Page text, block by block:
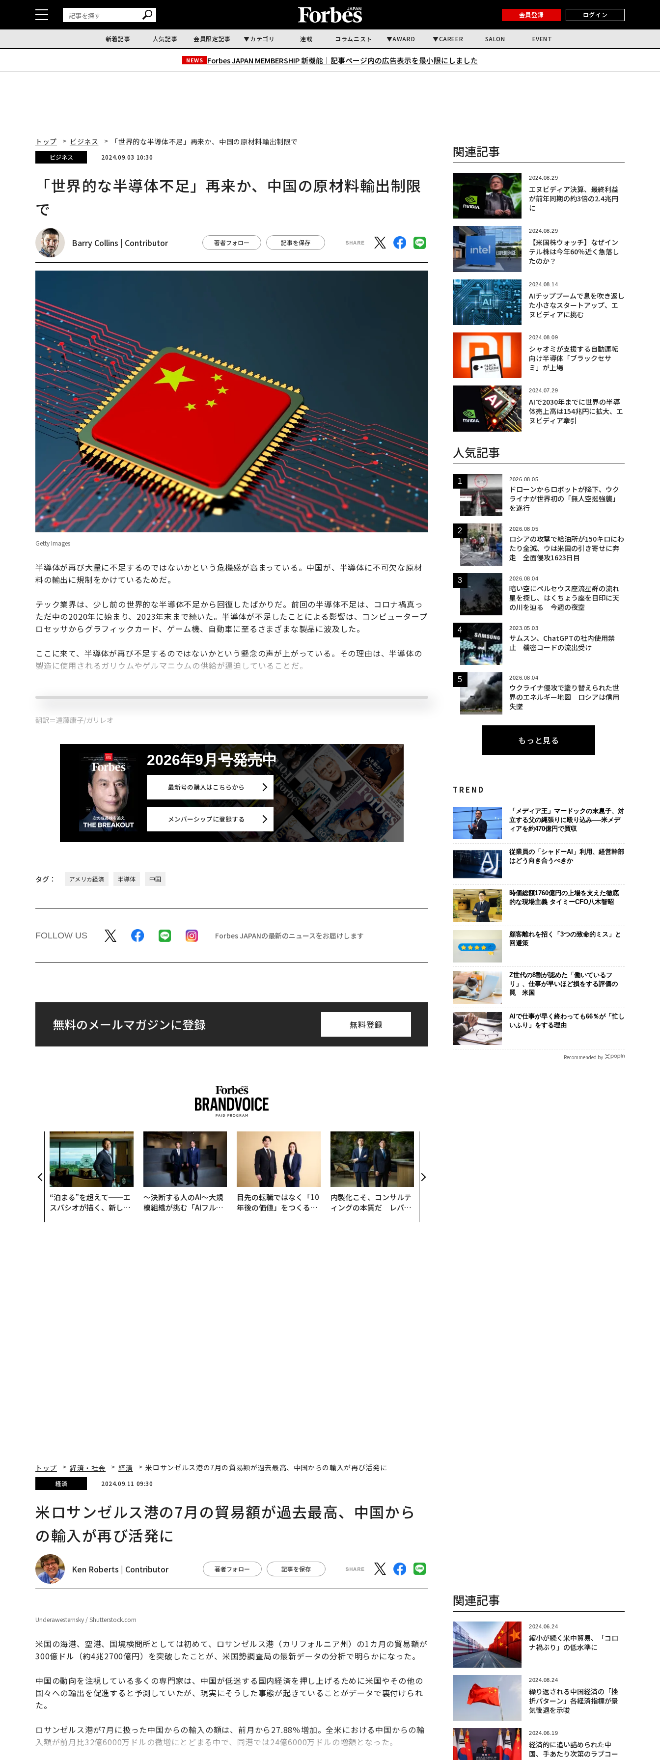
会員登録 ログイン
新着記事 人気記事 会員限定記事 カテゴリ 連載 コラムニスト AWARD CAREER SALON EVENT
NEWS Forbes JAPAN MEMBERSHIP 新機能｜ 記事ページ内の広告表示を最小限にしました
トップ ビジネス 「世界的な半導体不足」再来か、中国の原材料輸出制限で
ビジネス 2024.09.03 10:30
「世界的な半導体不足」再来か、中国の原材料輸出制限
で
Barry Collins | Contributor 著者フォロー 記事を保存
Getty Images
半導体が再び大量に不足するのではないかという危機感が高まっている。中国が、半導体に不可欠な原材
料の輸出に規制をかけているためだ。
テック業界は、少し前の世界的な半導体不足から回復したばかりだ。前回の半導体不足は、コロナ禍真っ
ただ中の2020年に始まり、2023年末まで続いた。半導体が不足したことによる影響は、コンピュータープ
ロセッサからグラフィックカード、ゲーム機、自動車に至るさまざまな製品に波及した。
ここに来て、半導体が再び不足するのではないかという懸念の声が上がっている。その理由は、半導体の
製造に使用されるガリウムやゲルマニウムの供給が逼迫していることだ。
2026年9月号発売中
メンバーシップに登録する
タグ： アメリカ経済 半導体
FOLLOW US
“泊まる”を超えて──エ
スパシオが描く、新しい
日本のラグジュアリー
（前編）
〜決断する人のAI〜大規
装」“使う”企業から“動
く”企業へ【NTTドコモ
─アサインの長期伴走型
支援とは
ジーズが実践する、次世
代ファームの全貌
関連記事
2024.08.29
エヌビディア決算、最終利益
が前年同期の約3倍の2.4兆円
に
2024.08.29
【米国株ウォッチ】なぜイン
テル株は今年60％近く急落し
たのか？
2024.08.14
AIチップブームで息を吹き返し
た小さなスタートアップ、エ
ヌビディアに挑む
2024.08.09
シャオミが支援する自動運転
向け半導体「ブラックセサ
ミ」が上場
2024.07.29
AIで2030年までに世界の半導
体売上高は154兆円に拡大、エ
ヌビディア牽引
人気記事
2026.08.05
ドローンからロボットが降下、ウク
ライナが世界初の「無人空挺強襲」
を遂行
2026.08.05
ロシアの攻撃で給油所が150キロにわ
たり全滅、ウは米国の引き寄せに奔
走 全面侵攻1623日目
2026.08.04
暗い空にペルセウス座流星群の流れ
星を探し、はくちょう座を目印に天
の川を辿る 今週の夜空
2023.05.03
サムスン、ChatGPTの社内使用禁
止 機密コードの流出受け
2026.08.04
ウクライナ侵攻で塗り替えられた世
界のエネルギー地図 ロシアは信用
失墜
もっと見る
TREND
「メディア王」マードックの末息子、対
立する父の縄張りに殴り込み──米メデ
ィアを約470億円で買収
従業員の「シャドーAI」利用、経営幹部
はどう向き合うべきか
時価総額1760億円の上場を支えた徹底
的な現場主義 タイミーCFO八木智昭
顧客離れを招く「3つの致命的ミス」と
回避策
Z世代の8割が認めた「働いているフ
リ」、仕事が早いほど損をする評価の
罠 米国
AIで仕事が早く終わっても66％が「忙し
いふり」をする理由
Recommended by